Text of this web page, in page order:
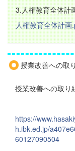
3.人権教育全体計
人権教育全体計画
授業改善への取
授業改善への取り
https://
h.ibk.ed.jp/
60127090504